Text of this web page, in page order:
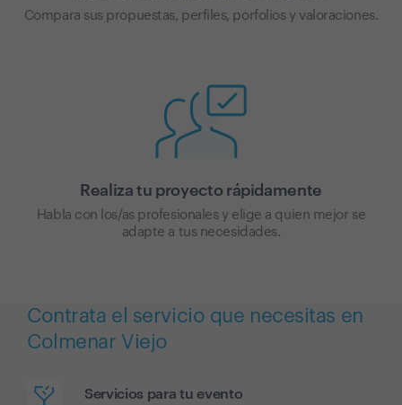
Compara sus propuestas, perfiles, porfolios y valoraciones.
Realiza tu proyecto rápidamente
Habla con los/as profesionales y elige a quien mejor se
adapte a tus necesidades.
Contrata el servicio que necesitas en
Colmenar Viejo
Servicios para tu evento